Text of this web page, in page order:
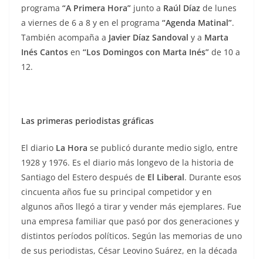
programa “A Primera Hora” junto a Raúl Díaz de lunes
a viernes de 6 a 8 y en el programa “Agenda Matinal”.
También acompaña a Javier Díaz Sandoval y a Marta
Inés Cantos en “Los Domingos con Marta Inés” de 10 a
12.
Las primeras periodistas gráficas
El diario La Hora se publicó durante medio siglo, entre
1928 y 1976. Es el diario más longevo de la historia de
Santiago del Estero después de El Liberal. Durante esos
cincuenta años fue su principal competidor y en
algunos años llegó a tirar y vender más ejemplares. Fue
una empresa familiar que pasó por dos generaciones y
distintos períodos políticos. Según las memorias de uno
de sus periodistas, César Leovino Suárez, en la década